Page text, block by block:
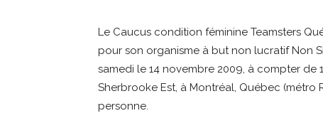
Le Caucus condition féminine Teamsters
pour son organisme à but non lucratif Non
samedi le 14 novembre 2009, à compter de
Sherbrooke Est, à Montréal, Québec (métro
personne.